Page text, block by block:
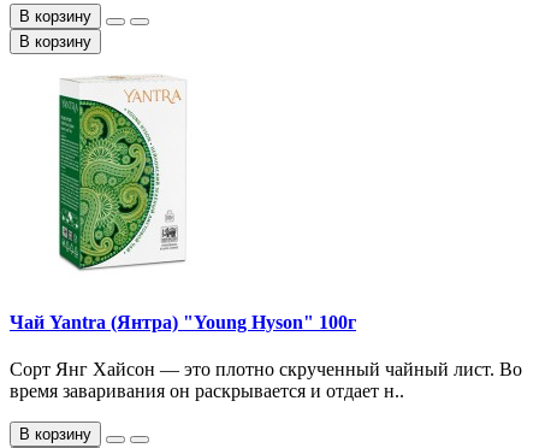
В корзину
В корзину
Чай Yantra (Янтра) "Young Hyson" 100г
Сорт Янг Хайсон — это плотно скрученный чайный лист. Во
время заваривания он раскрывается и отдает н..
В корзину